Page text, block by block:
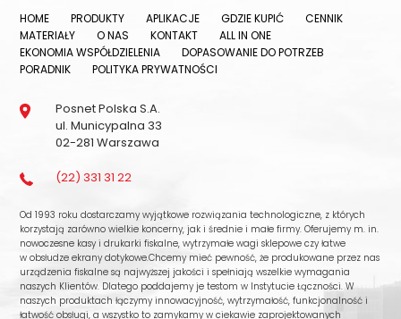
HOME PRODUKTY APLIKACJE GDZIE KUPIĆ
CENNIK
MATERIAŁY
O NAS KONTAKT
ALL IN ONE
EKONOMIA WSPÓŁDZIELENIA
DOPASOWANIE DO POTRZEB
PORADNIK
POLITYKA PRYWATNOŚCI
Posnet Polska S.A.
ul. Municypalna 33
02-281 Warszawa
(22) 331 31 22
Od 1993 roku dostarczamy wyjątkowe rozwiązania technologiczne, z których
korzystają zarówno wielkie koncerny, jak i średnie i małe firmy. Oferujemy m. in.
nowoczesne kasy i drukarki fiskalne, wytrzymałe wagi sklepowe czy łatwe
w obsłudze ekrany dotykowe.Chcemy mieć pewność, że produkowane przez nas
urządzenia fiskalne są najwyższej jakości i spełniają wszelkie wymagania
naszych Klientów. Dlatego poddajemy je testom w Instytucie Łączności. W
naszych produktach łączymy innowacyjność, wytrzymałość, funkcjonalność i
łatwość obsługi, a wszystko to zamykamy w ciekawie zaprojektowanych